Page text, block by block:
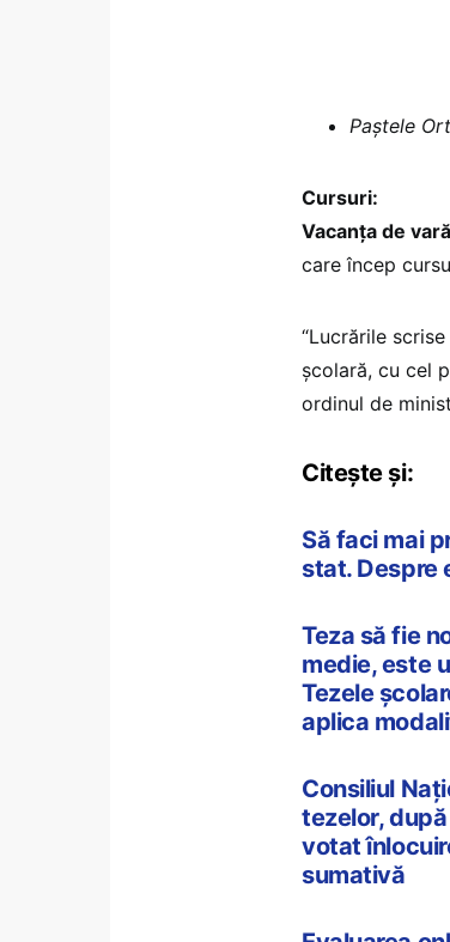
Paștele
Cursuri:
Vacanţa de
care încep
“Lucrările
școlară, cu cel
ordinul de
Citește și:
Să faci mai
stat. Despre
Teza să fie
medie, este
Tezele
aplica
Consiliul
tezelor,
votat
sumativă